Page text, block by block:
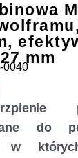
mm
0040
do
w